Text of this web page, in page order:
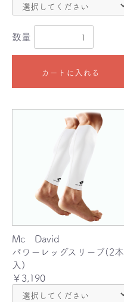
数量
カートに入れる
Mc David
パワーレッグスリーブ(2本
入)
￥3,190